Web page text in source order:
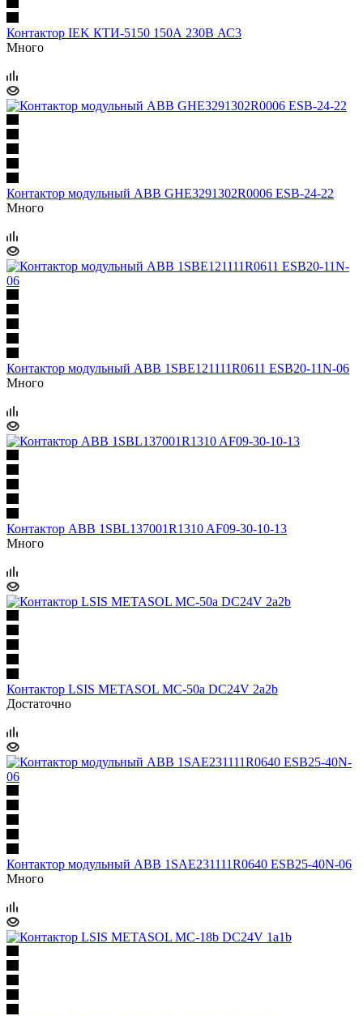
Контактор IEK КТИ-5150 150А 230В АС3
Много
Контактор модульный ABB GHE3291302R0006 ESB-24-22
Много
Контактор модульный ABB 1SBE121111R0611 ESB20-11N-06
Много
Контактор ABB 1SBL137001R1310 AF09-30-10-13
Много
Контактор LSIS METASOL MC-50a DC24V 2a2b
Достаточно
Контактор модульный ABB 1SAE231111R0640 ESB25-40N-06
Много